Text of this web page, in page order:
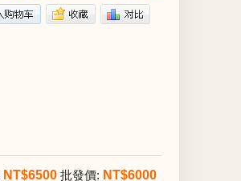
NT$6500 批發價: NT$6000